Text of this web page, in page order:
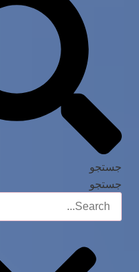
جستجو
جستجو